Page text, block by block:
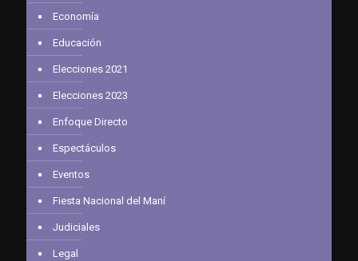
Economía
Educación
Elecciones 2021
Elecciones 2023
Enfoque Directo
Espectáculos
Eventos
Fiesta Nacional del Maní
Judiciales
Legal